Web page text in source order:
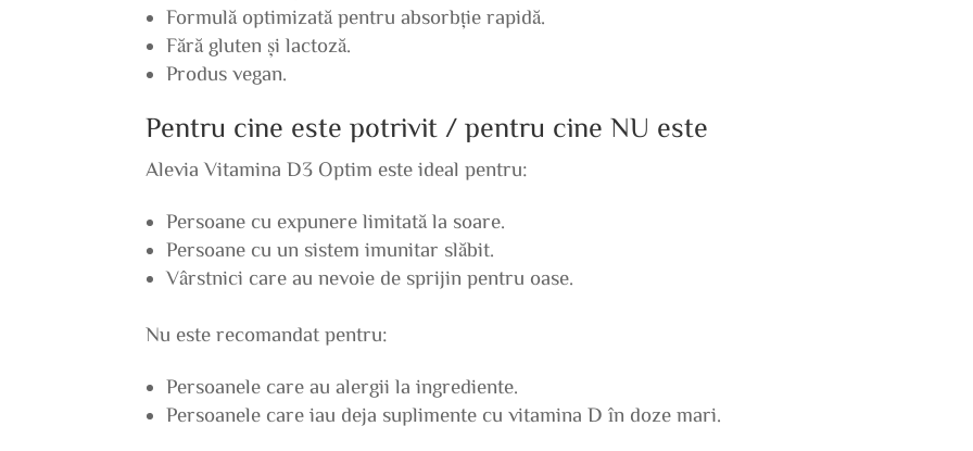
Formulă optimizată pentru absorbție rapidă.
Fără gluten și lactoză.
Produs vegan.
Pentru cine este potrivit / pentru cine NU este
Alevia Vitamina D3 Optim este ideal pentru:
Persoane cu expunere limitată la soare.
Persoane cu un sistem imunitar slăbit.
Vârstnici care au nevoie de sprijin pentru oase.
Nu este recomandat pentru:
Persoanele care au alergii la ingrediente.
Persoanele care iau deja suplimente cu vitamina D în doze mari.